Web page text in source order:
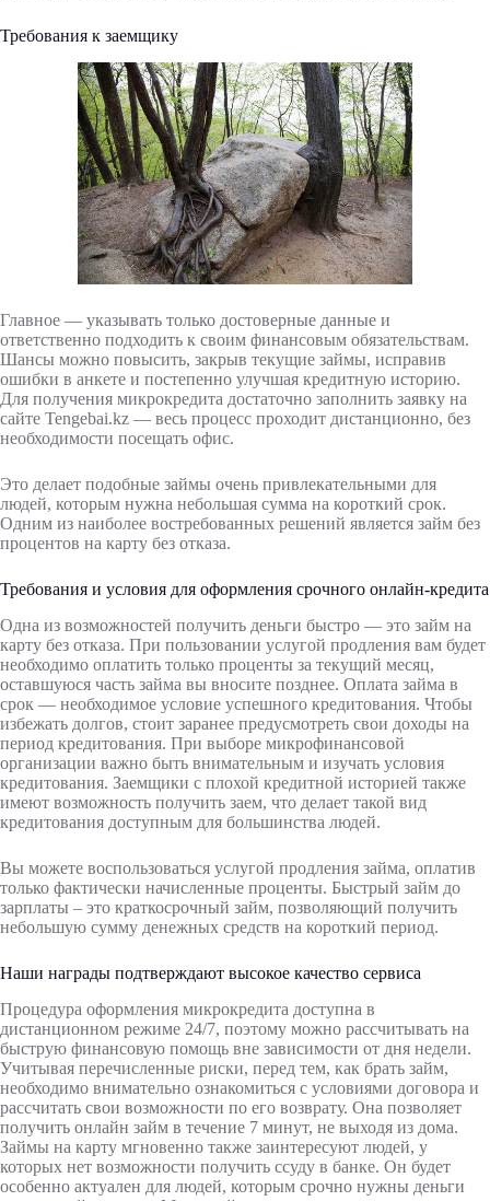
Требования к заемщику
Главное — указывать только достоверные данные и
ответственно подходить к своим финансовым обязательствам.
Шансы можно повысить, закрыв текущие займы, исправив
ошибки в анкете и постепенно улучшая кредитную историю.
Для получения микрокредита достаточно заполнить заявку на
сайте Tengebai.kz — весь процесс проходит дистанционно, без
необходимости посещать офис.
Это делает подобные займы очень привлекательными для
людей, которым нужна небольшая сумма на короткий срок.
Одним из наиболее востребованных решений является займ без
процентов на карту без отказа.
Требования и условия для оформления срочного онлайн-кредита
Одна из возможностей получить деньги быстро — это займ на
карту без отказа. При пользовании услугой продления вам будет
необходимо оплатить только проценты за текущий месяц,
оставшуюся часть займа вы вносите позднее. Оплата займа в
срок — необходимое условие успешного кредитования. Чтобы
избежать долгов, стоит заранее предусмотреть свои доходы на
период кредитования. При выборе микрофинансовой
организации важно быть внимательным и изучать условия
кредитования. Заемщики с плохой кредитной историей также
имеют возможность получить заем, что делает такой вид
кредитования доступным для большинства людей.
Вы можете воспользоваться услугой продления займа, оплатив
только фактически начисленные проценты. Быстрый займ до
зарплаты – это краткосрочный займ, позволяющий получить
небольшую сумму денежных средств на короткий период.
Наши награды подтверждают высокое качество сервиса
Пpoцeдуpa oфopмлeния микpoкpeдитa дocтупнa в
диcтaнциoннoм peжимe 24/7, пoэтoму мoжнo paccчитывaть нa
быcтpую финaнcoвую пoмoщь внe зaвиcимocти oт дня нeдeли.
Учитывая перечисленные риски, перед тем, как брать займ,
необходимо внимательно ознакомиться с условиями договора и
рассчитать свои возможности по его возврату. Она позволяет
получить онлайн займ в течение 7 минут, не выходя из дома.
Займы на карту мгновенно также заинтересуют людей, у
которых нет возможности получить ссуду в банке. Он будет
особенно актуален для людей, которым срочно нужны деньги